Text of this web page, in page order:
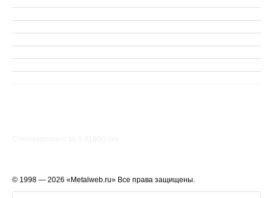
© 1998 — 2026 «Metalweb.ru» Все права защищены.